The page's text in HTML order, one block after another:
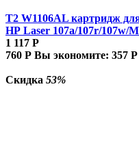
T2 W1106AL картридж
HP Laser 107a/107r/107w/
1 117 Р
760 Р Вы экономите: 357 Р
Скидка 53%